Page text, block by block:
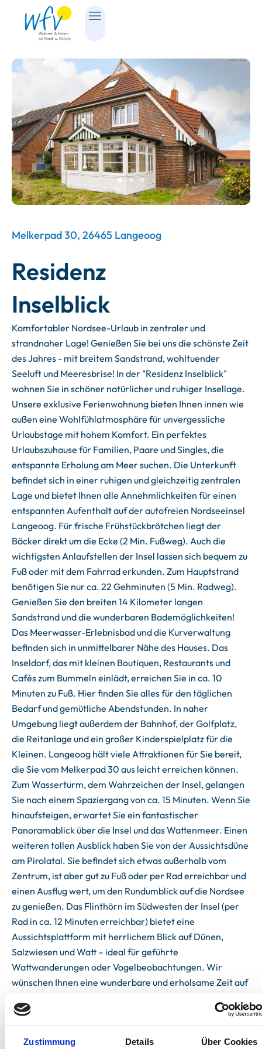
Zustimmung Details Über Cookies
Melkerpad 30, 26465 Langeoog
Residenz
Inselblick
Komfortabler Nordsee-Urlaub in zentraler und
strandnaher Lage! Genießen Sie bei uns die schönste Zeit
des Jahres - mit breitem Sandstrand, wohltuender
Seeluft und Meeresbrise! In der "Residenz Inselblick"
wohnen Sie in schöner natürlicher und ruhiger Insellage.
Unsere exklusive Ferienwohnung bieten Ihnen innen wie
außen eine Wohlfühlatmosphäre für unvergessliche
Urlaubstage mit hohem Komfort. Ein perfektes
Urlaubszuhause für Familien, Paare und Singles, die
entspannte Erholung am Meer suchen. Die Unterkunft
befindet sich in einer ruhigen und gleichzeitig zentralen
Lage und bietet Ihnen alle Annehmlichkeiten für einen
entspannten Aufenthalt auf der autofreien Nordseeinsel
Langeoog. Für frische Frühstückbrötchen liegt der
Bäcker direkt um die Ecke (2 Min. Fußweg). Auch die
wichtigsten Anlaufstellen der Insel lassen sich bequem zu
Fuß oder mit dem Fahrrad erkunden. Zum Hauptstrand
benötigen Sie nur ca. 22 Gehminuten (5 Min. Radweg).
Genießen Sie den breiten 14 Kilometer langen
Sandstrand und die wunderbaren Bademöglichkeiten!
Das Meerwasser-Erlebnisbad und die Kurverwaltung
befinden sich in unmittelbarer Nähe des Hauses. Das
Inseldorf, das mit kleinen Boutiquen, Restaurants und
Cafés zum Bummeln einlädt, erreichen Sie in ca. 10
Minuten zu Fuß. Hier finden Sie alles für den täglichen
Bedarf und gemütliche Abendstunden. In naher
Umgebung liegt außerdem der Bahnhof, der Golfplatz,
die Reitanlage und ein großer Kinderspielplatz für die
Kleinen. Langeoog hält viele Attraktionen für Sie bereit,
die Sie vom Melkerpad 30 aus leicht erreichen können.
Zum Wasserturm, dem Wahrzeichen der Insel, gelangen
Sie nach einem Spaziergang von ca. 15 Minuten. Wenn Sie
hinaufsteigen, erwartet Sie ein fantastischer
Panoramablick über die Insel und das Wattenmeer. Einen
weiteren tollen Ausblick haben Sie von der Aussichtsdüne
am Pirolatal. Sie befindet sich etwas außerhalb vom
Zentrum, ist aber gut zu Fuß oder per Rad erreichbar und
einen Ausflug wert, um den Rundumblick auf die Nordsee
zu genießen. Das Flinthörn im Südwesten der Insel (per
Rad in ca. 12 Minuten erreichbar) bietet eine
Aussichtsplattform mit herrlichem Blick auf Dünen,
Salzwiesen und Watt – ideal für geführte
Wattwanderungen oder Vogelbeobachtungen. Wir
wünschen Ihnen eine wunderbare und erholsame Zeit auf